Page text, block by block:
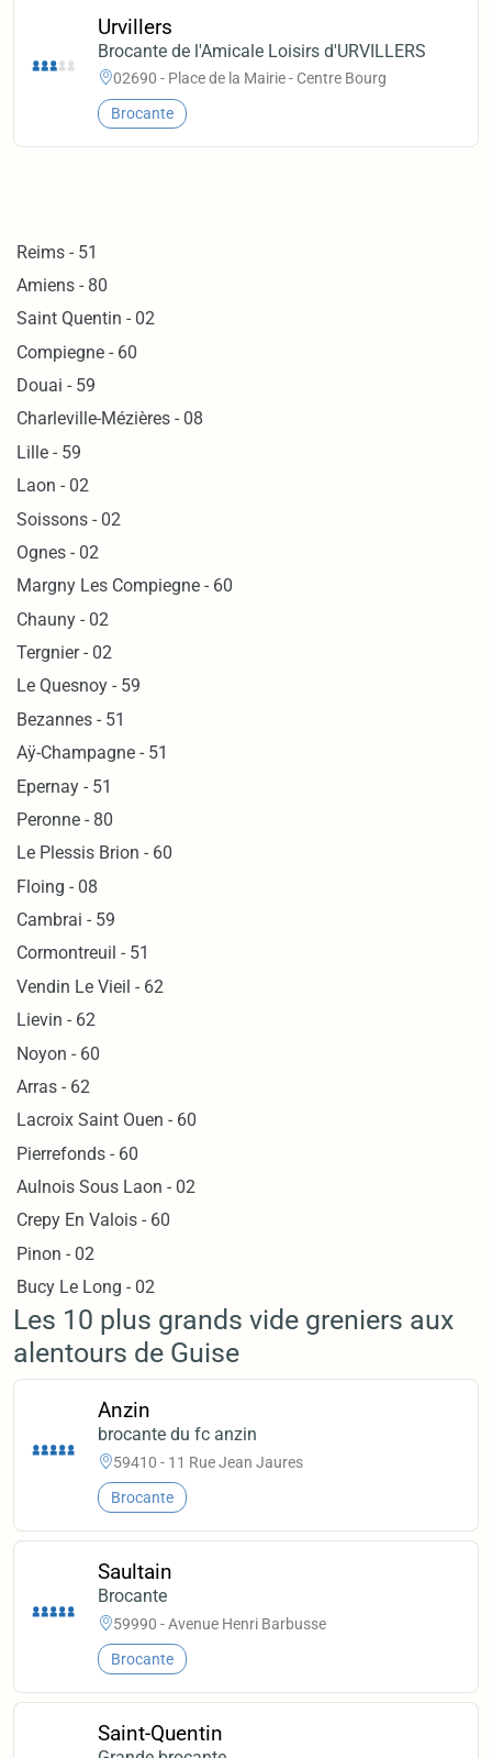
Urvillers
Brocante de l'Amicale Loisirs d'URVILLERS
02690 - Place de la Mairie - Centre Bourg
Brocante
Reims - 51
Amiens - 80
Saint Quentin - 02
Compiegne - 60
Douai - 59
Charleville-Mézières - 08
Lille - 59
Laon - 02
Soissons - 02
Ognes - 02
Margny Les Compiegne - 60
Chauny - 02
Tergnier - 02
Le Quesnoy - 59
Bezannes - 51
Aÿ-Champagne - 51
Epernay - 51
Peronne - 80
Le Plessis Brion - 60
Floing - 08
Cambrai - 59
Cormontreuil - 51
Vendin Le Vieil - 62
Lievin - 62
Noyon - 60
Arras - 62
Lacroix Saint Ouen - 60
Pierrefonds - 60
Aulnois Sous Laon - 02
Crepy En Valois - 60
Pinon - 02
Bucy Le Long - 02
Les 10 plus grands vide greniers aux
alentours de Guise
Anzin
brocante du fc anzin
59410 - 11 Rue Jean Jaures
Brocante
Saultain
Brocante
59990 - Avenue Henri Barbusse
Brocante
Saint-Quentin